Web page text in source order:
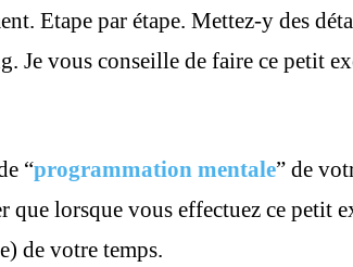
Etape par étape. Mettez-y des
Je vous conseille de faire ce petit
“programmation mentale” de
que lorsque vous effectuez ce petit
de votre temps.